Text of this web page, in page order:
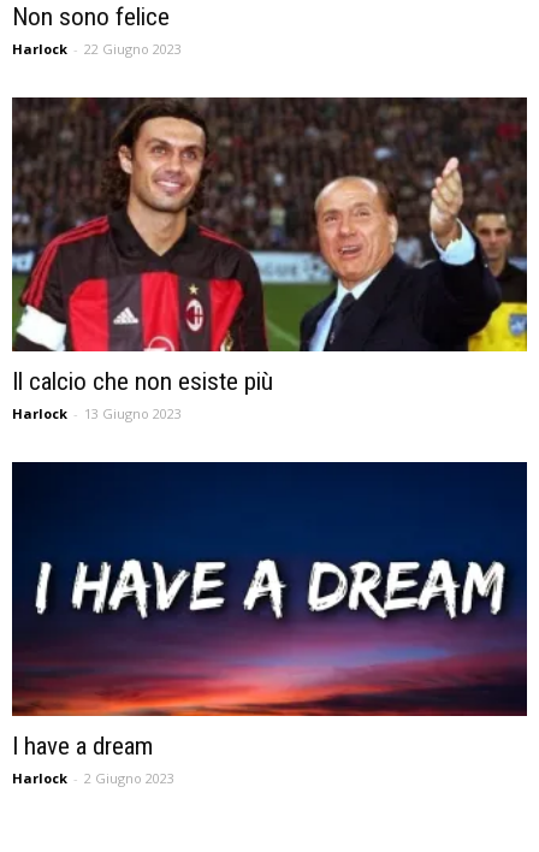
Non sono felice
Harlock - 22 Giugno 2023
Il calcio che non esiste più
Harlock - 13 Giugno 2023
I have a dream
Harlock - 2 Giugno 2023